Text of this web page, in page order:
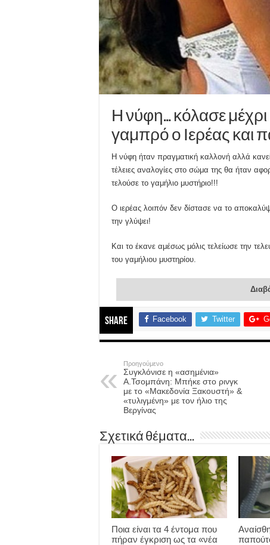
Η νύφη… κόλασε μέχρι
γαμπρό ο Ιερέας και
Η νύφη ήταν πραγματική καλλονή αλλά
τέλειες αναλογίες στο σώμα της θα ήταν
τελούσε το γαμήλιο μυστήριο!!!
Ο ιερέας λοιπόν δεν δίστασε να το
την γλύψει!
Και το έκανε αμέσως μόλις τελείωσε την
του γαμήλιου μυστηρίου.
Share Facebook Twitter
Προηγούμενο
Συγκλόνισε η «ασημένια»
Α.Τσομπάνη: Μπήκε στο ρινγκ
με το «Μακεδονία Ξακουστή» &
«τυλιγμένη» με τον ήλιο της
Βεργίνας
Σχετικά θέματα...
Ποια είναι τα 4 έντομα που
πήραν έγκριση ως τα «νέα